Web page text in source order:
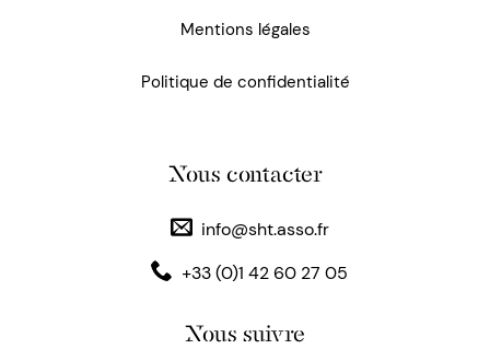
Mentions légales
Politique de confidentialité
Nous contacter
info@sht.asso.fr
+33 (0)1 42 60 27 05
Nous suivre